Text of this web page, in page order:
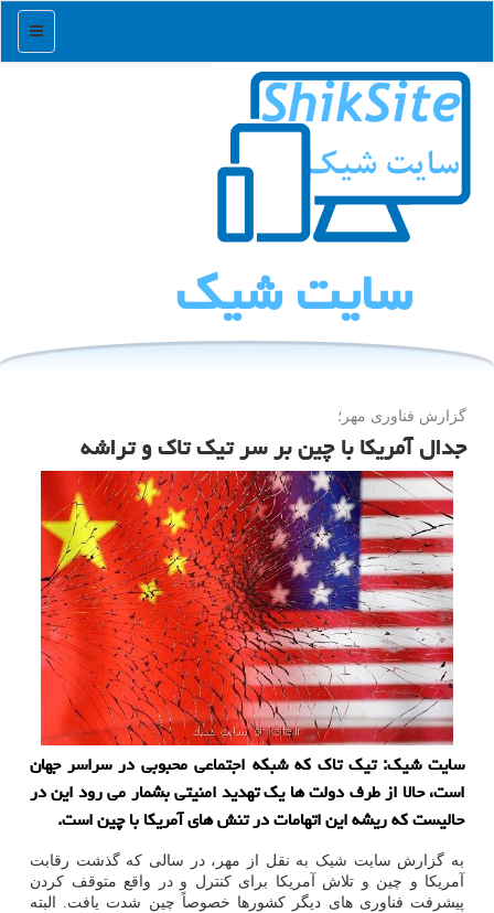
منو
سایت شیك
گزارش فناوری مهر؛
جدال آمریکا با چین بر سر تیک تاک و تراشه
سایت شیک: تیک تاک که شبکه اجتماعی محبوبی در سراسر جهان
است، حالا از طرف دولت ها یک تهدید امنیتی بشمار می رود این در
حالیست که ریشه این اتهامات در تنش های آمریکا با چین است.
به گزارش سایت شیک به نقل از مهر، در سالی که گذشت رقابت
آمریکا و چین و تلاش آمریکا برای کنترل و در واقع متوقف کردن
پیشرفت فناوری های دیگر کشورها خصوصاً چین شدت یافت. البته